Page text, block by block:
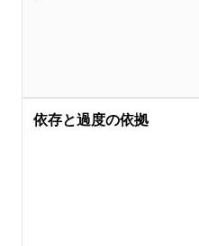
依存と過度の依拠